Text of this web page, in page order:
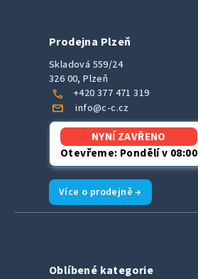
Prodejna Plzeň
Skladová 559/24
326 00, Plzeň
call +420 377 471 319
mail info@c-c.cz
NYNÍ ZAVŘENO
Otevřeme: Pondělí v 08:00
Více o prodejně →
Oblíbené kategorie